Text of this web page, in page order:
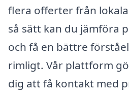
flera offerter från
så sätt kan du jämföra
och få en bättre
rimligt. Vår plattform
dig att få kontakt med